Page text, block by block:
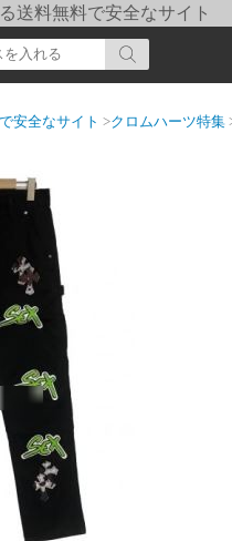
送料無料で安全なサイト
安全なサイト >クロムハーツ特集